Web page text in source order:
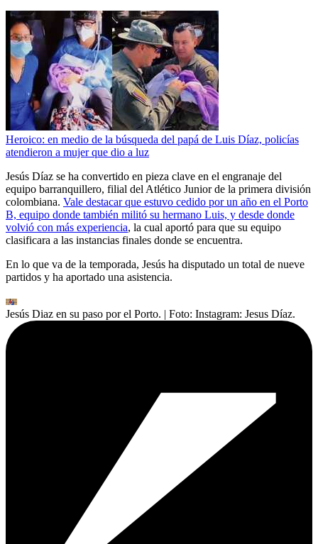
Heroico: en medio de la búsqueda del papá de Luis Díaz, policías
atendieron a mujer que dio a luz
Jesús Díaz se ha convertido en pieza clave en el engranaje del
equipo barranquillero, filial del Atlético Junior de la primera división
colombiana. Vale destacar que estuvo cedido por un año en el Porto
B, equipo donde también militó su hermano Luis, y desde donde
volvió con más experiencia, la cual aportó para que su equipo
clasificara a las instancias finales donde se encuentra.
En lo que va de la temporada, Jesús ha disputado un total de nueve
partidos y ha aportado una asistencia.
Jesús Diaz en su paso por el Porto. | Foto: Instagram: Jesus Díaz.